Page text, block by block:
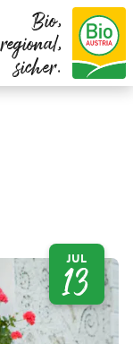
Bio,
regional,
sicher.
JUL
13